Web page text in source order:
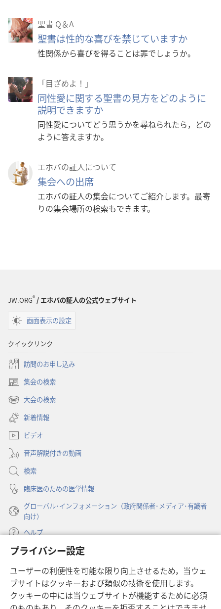
プライバシー設定
ユーザーの利便性を可能な限り向上させるため，当ウェ
ブサイトはクッキーおよび類似の技術を使用します。
クッキーの中には当ウェブサイトが機能するために必須
聖書 Q＆A
聖書は性的な喜びを禁じていますか
性関係から喜びを得ることは罪でしょうか。
「目ざめよ！」
同性愛に関する聖書の見方をどのように
説明できますか
同性愛についてどう思うかを尋ねられたら，どの
ように答えますか。
エホバの証人について
集会への出席
エホバの証人の集会についてご紹介します。最寄
りの集会場所の検索もできます。
JW.ORG® / エホバの証人の公式ウェブサイト
画面表示の設定
クイックリンク
訪問のお申し込み
集会の検索
（新
し
タ
で
開
く）
大会の検索
（新
し
い
タ
ブ
で
開
く）
新着情報
ビデオ
音声解説付きの動画
検索
臨床医のための医学情報
グローバル･インフォメーション（政府関係者･メディア･有識者
向け）
ヘルプ
寄付
し
い
タ
ブ
ものみの塔 オンライン・ライブラリー
（新
し
JW Hub ®